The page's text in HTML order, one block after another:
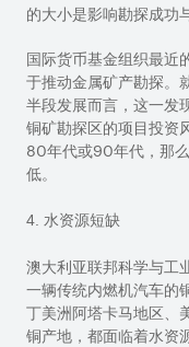
的大小是影响勘探成功
国际货币基金组织最近
于推动金属矿产勘探。
半段发展而言，这一发
铜矿勘探区的项目投资
80年代或90年代，那
低。
4. 水资源短缺
澳大利亚联邦科学与工
一辆传统内燃机汽车的
丁美洲阿塔卡马地区、
铜产地，都面临着水资